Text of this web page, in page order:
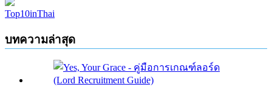
Top10inThai
บทความล่าสุด